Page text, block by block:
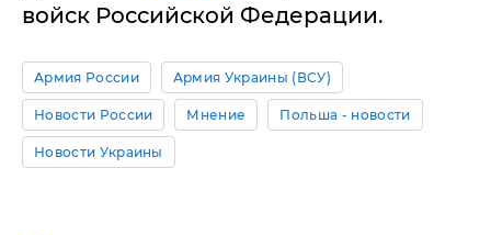
войск Российской Федерации.
Армия России Армия Украины (ВСУ)
Новости России Мнение Польша - новости
Новости Украины